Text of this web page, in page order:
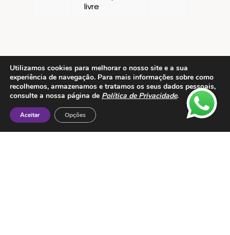
Contactos
ESMTC – Escola de Medicina Tradicional
Chinesa
Utilizamos cookies para melhorar o nosso site e a sua
experiência de navegação. Para mais informações sobre como
recolhemos, armazenamos e tratamos os seus dados pessoais,
consulte a nossa página de Política de Privacidade.
Aceitar Opções